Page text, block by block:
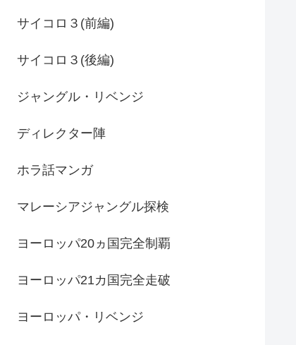
サイコロ３(前編)
サイコロ３(後編)
ジャングル・リベンジ
ディレクター陣
ホラ話マンガ
マレーシアジャングル探検
ヨーロッパ20ヵ国完全制覇
ヨーロッパ21カ国完全走破
ヨーロッパ・リベンジ